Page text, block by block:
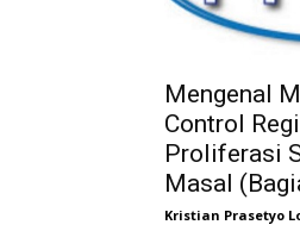
Mengenal
Control
Proliferasi
Masal
Kristian Prasetyo